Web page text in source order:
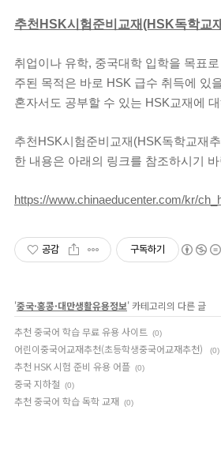
추천HSK시험준비교재(HSK독학교
취업이나 유학, 중국대학 입학을 목표
주된 목적은 바로 HSK 급수 취득에 있
혼자서도 공부할 수 있는 HSK교재에
추천HSK시험준비교재(HSK독학교재
한 내용은 아래의 링크를 참조하시기
https://www.chinaeducenter.com/kr/
공감 구독하기
'중국·홍콩·대만생활유용정보' 카테고리의 다른 글
추천 중국어 학습 무료 유용 사이트
(0)
어린이중국어교재추천(초등학생중국어교재추천) (0)
추천 HSK 시험 준비 유용 어플 (0)
중국 지하철 (0)
추천 중국어 학습 독학 교재 (0)